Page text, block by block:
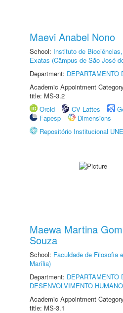
Maevi Anabel Nono
School: Instituto de
Exatas (Câmpus de São José
Department: DEPARTAMENTO
Academic Appointment
title: MS-3.2
Orcid
CV Lattes
Fapesp
Dimensions
Repositório Institucional
Maewa Martina
Souza
School: Faculdade de Filosofia
Marília)
Department: DEPARTAMENTO
DESENVOLVIMENTO HUMANO
Academic Appointment
title: MS-3.1